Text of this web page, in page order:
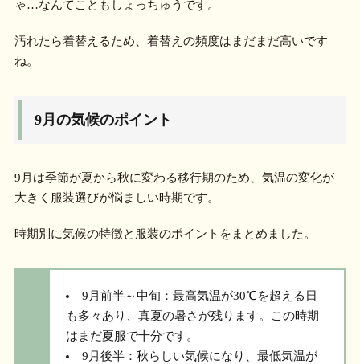
ゃ…なんてこともしょっちゅうです。
汚れたら着替えるため、着替えの頻度はまだまだ高いです
ね。
9月の気候のポイント
9月は季節が夏から秋に変わる移行期のため、気温の変化が
大きく服装選びが悩ましい時期です。
時期別に気候の特徴と服装のポイントをまとめました。
9月前半～中旬：最高気温が30℃を超える日
も多々あり、真夏の暑さが残ります。この時期
はまだ夏服で十分です。
9月後半：秋らしい気候になり、最低気温が